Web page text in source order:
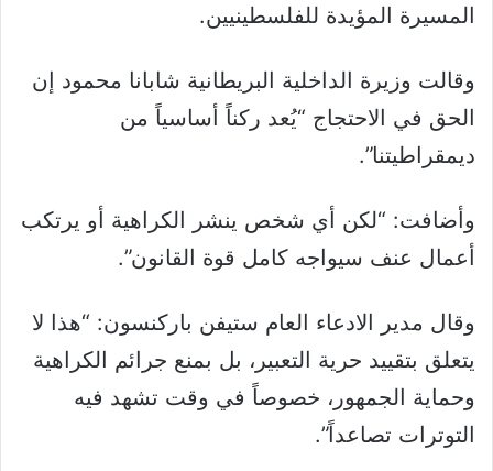
المسيرة المؤيدة للفلسطينيين.
وقالت وزيرة الداخلية البريطانية شابانا محمود إن
الحق في الاحتجاج “يُعد ركناً أساسياً من
ديمقراطيتنا”.
وأضافت: “لكن أي شخص ينشر الكراهية أو يرتكب
أعمال عنف سيواجه كامل قوة القانون”.
وقال مدير الادعاء العام ستيفن باركنسون: “هذا لا
يتعلق بتقييد حرية التعبير، بل بمنع جرائم الكراهية
وحماية الجمهور، خصوصاً في وقت تشهد فيه
التوترات تصاعداً”.